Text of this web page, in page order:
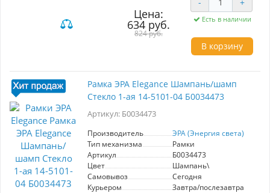
установки одного электрического устройства,
что делает её идеальным решением для
организации пространства в вашем доме или
офисе. Ключевые характеристики включают
лёгкость монтажа и универсальный дизайн,
подходящий под различные интерьеры. ЭРА
материалов и долговечность использования.
Преимущества: стильный внешний вид,
устойчивость к механическим повреждениям
и простота в уходе. Рамка не только улучшает
для ваших электрических устройств.
комфортной и современной атмосферы.
Цена:
634 руб.
824 руб.
Есть в наличии
В корзину
Рамка ЭРА Elegance Шампань/шамп
Стекло 1-ая 14-5101-04 Б0034473
Артикул: Б0034473
Производитель
ЭРА (Энергия света)
Тип механизма
Рамки
Артикул
Б0034473
Цвет
Шампань\
Самовывоз
Сегодня
Курьером
Завтра/послезавтра